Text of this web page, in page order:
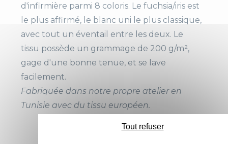
d'infirmière parmi 8 coloris. Le fuchsia/iris est
le plus affirmé, le blanc uni le plus classique,
avec tout un éventail entre les deux. Le
tissu possède un grammage de 200 g/m²,
gage d'une bonne tenue, et se lave
facilement.
Fabriquée dans notre propre atelier en
Tunisie avec du tissu européen.
auche
2 poches BIP
2 poches basses
Aisance Fentes côtés
Tout refuser